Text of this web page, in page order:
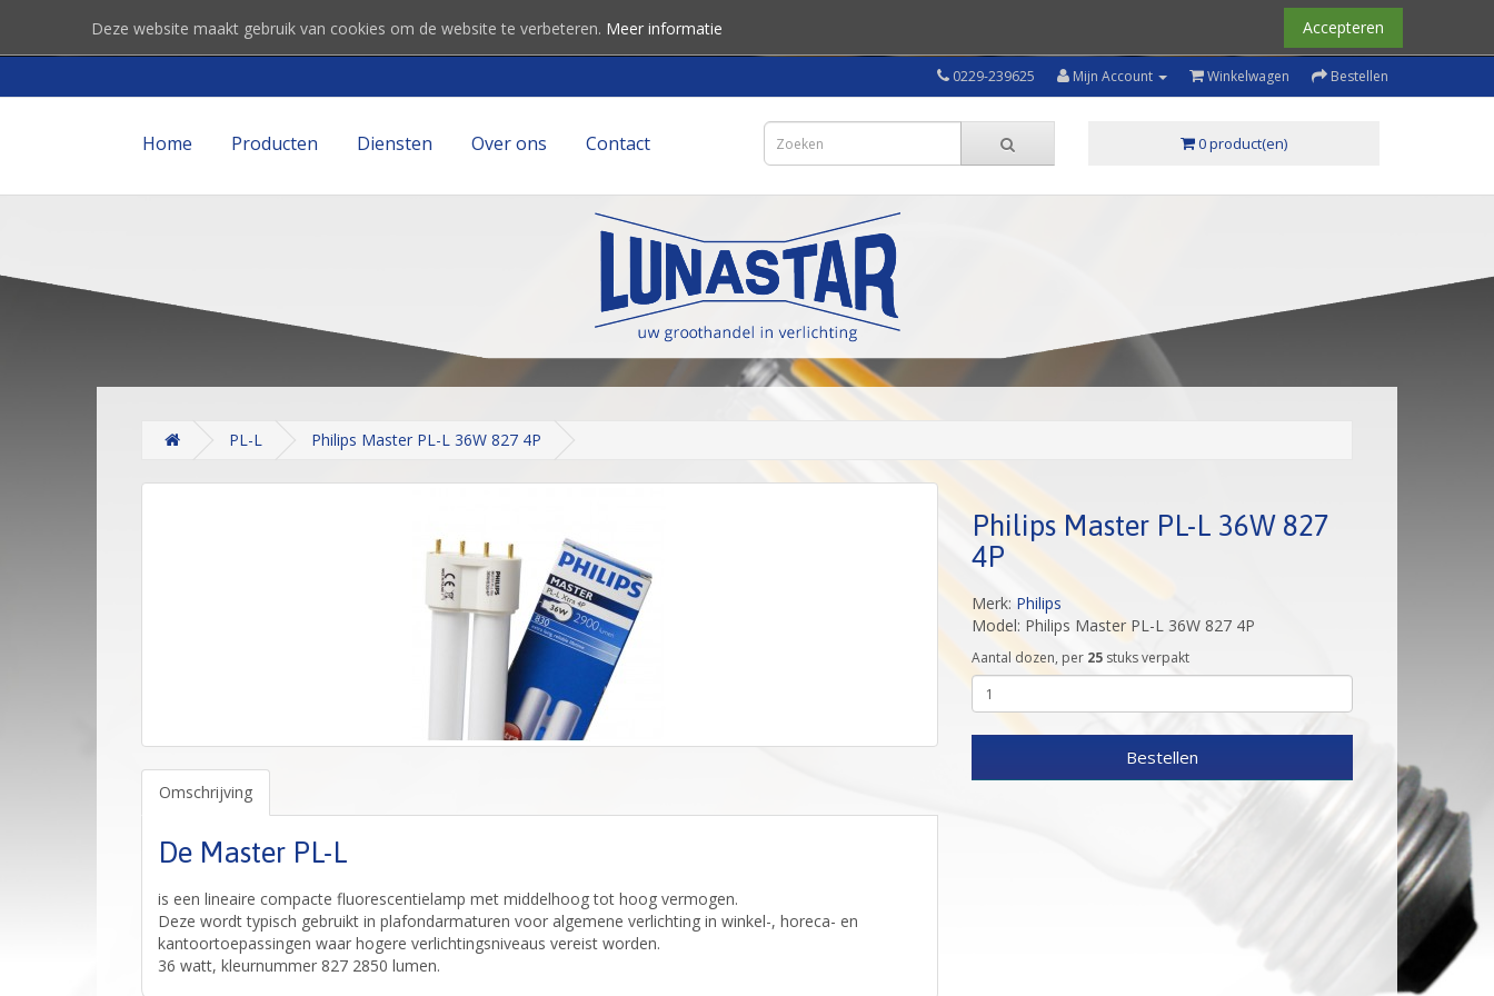
Accepteren
Deze website maakt gebruik van cookies om de website te verbeteren. Meer informatie
0229-239625 Mijn Account Winkelwagen Bestellen
Home Producten Diensten Over ons Contact 0 product(en)
PL-L Philips Master PL-L 36W 827 4P
Omschrijving
De Master PL-L
is een lineaire compacte fluorescentielamp met middelhoog tot hoog vermogen.
Deze wordt typisch gebruikt in plafondarmaturen voor algemene verlichting in winkel-, horeca- en
kantoortoepassingen waar hogere verlichtingsniveaus vereist worden.
36 watt, kleurnummer 827 2850 lumen.
Philips Master PL-L 36W 827
4P
Merk: Philips
Model: Philips Master PL-L 36W 827 4P
Aantal dozen, per 25stuks verpakt
Bestellen